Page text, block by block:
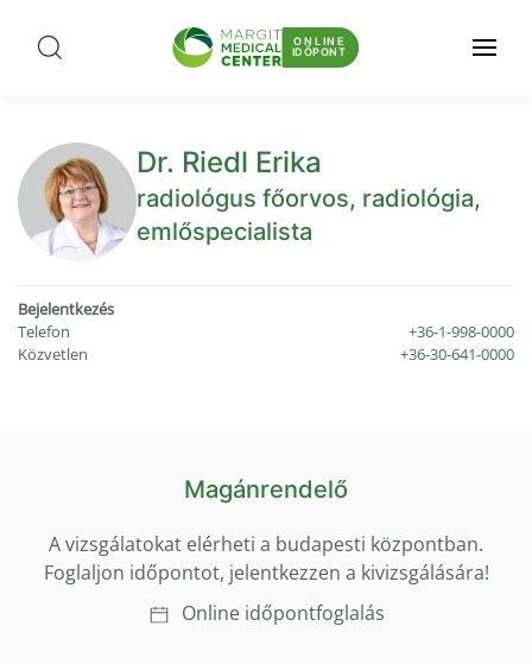
ONLINE
IDŐPONT
Dr. Riedl Erika
radiológus főorvos, radiológia,
emlőspecialista
Bejelentkezés
Telefon
+36-1-998-0000
Közvetlen
+36-30-641-0000
Magánrendelő
A vizsgálatokat elérheti a budapesti központban.
Foglaljon időpontot, jelentkezzen a kivizsgálására!
Online időpontfoglalás